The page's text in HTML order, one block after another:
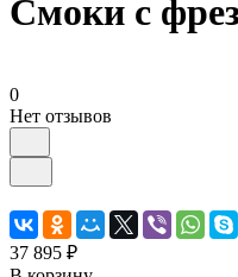
Смоки с
0
Нет отзывов
37 895 ₽